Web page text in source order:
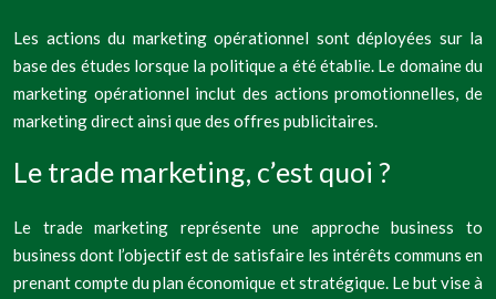
Les actions du marketing opérationnel sont déployées sur la
base des études lorsque la politique a été établie. Le domaine du
marketing opérationnel inclut des actions promotionnelles, de
marketing direct ainsi que des offres publicitaires.
Le trade marketing, c’est quoi ?
Le trade marketing représente une approche business to
business dont l’objectif est de satisfaire les intérêts communs en
prenant compte du plan économique et stratégique. Le but vise à